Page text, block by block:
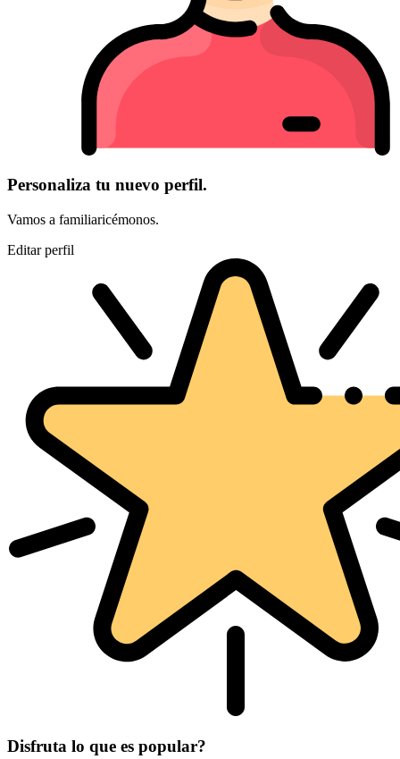
Personaliza tu nuevo perfil.
Vamos a familiaricémonos.
Editar perfil
Disfruta lo que es popular?